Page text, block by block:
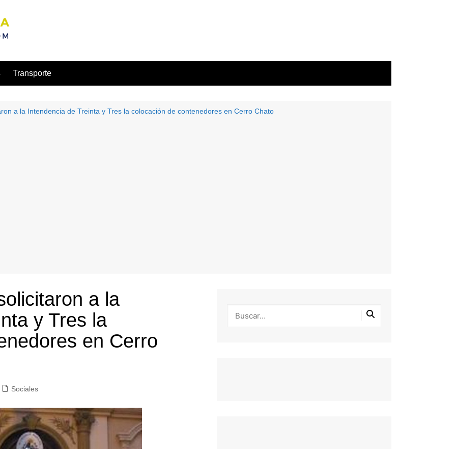
Transporte
a la Intendencia de Treinta y Tres la colocación de contenedores en Cerro Chato
a la
y Tres la
en Cerro
Sociales